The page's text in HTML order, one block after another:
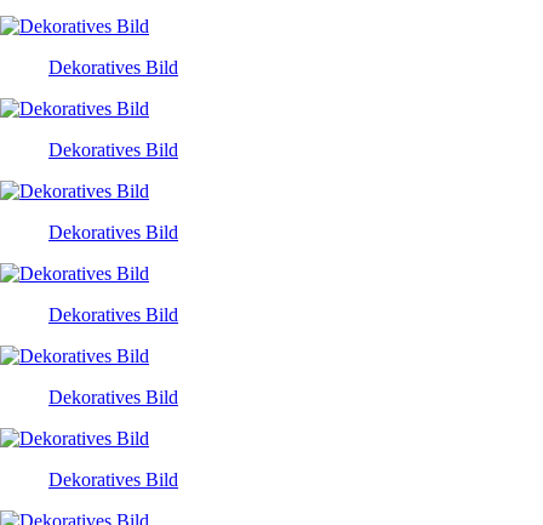
Dekoratives Bild
Dekoratives Bild
Dekoratives Bild
Dekoratives Bild
Dekoratives Bild
Dekoratives Bild